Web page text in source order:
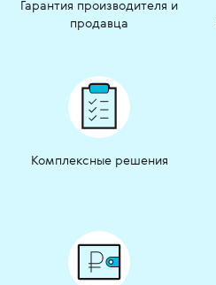
Гарантия производителя и
продавца
Комплексные решения